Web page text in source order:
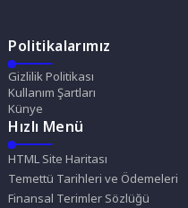
Politikalarımız
Gizlilik Politikası
Kullanım Şartları
Künye
Hızlı Menü
HTML Site Haritası
Temettü Tarihleri ve Ödemeleri
Finansal Terimler Sözlüğü